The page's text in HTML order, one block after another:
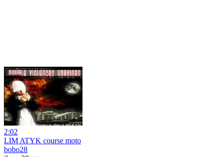
2:02
LIM ATYK course moto
bobo28